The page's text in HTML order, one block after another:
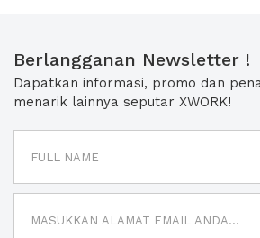
Berlangganan Newsletter !
Dapatkan informasi, promo dan
menarik lainnya seputar XWORK!